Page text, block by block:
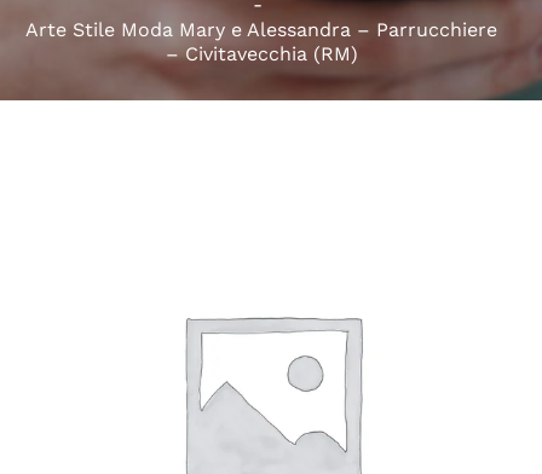
Arte Stile Moda Mary e Alessandra – Parrucchiere
– Civitavecchia (RM)